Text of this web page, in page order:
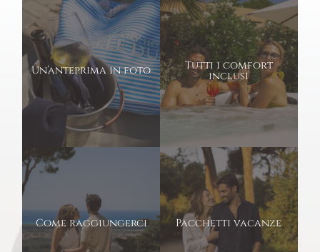
Un’anteprima in foto Tutti i comfort
inclusi
Come raggiungerci Pacchetti vacanze